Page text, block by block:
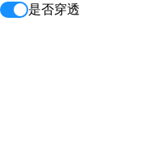
是否穿透